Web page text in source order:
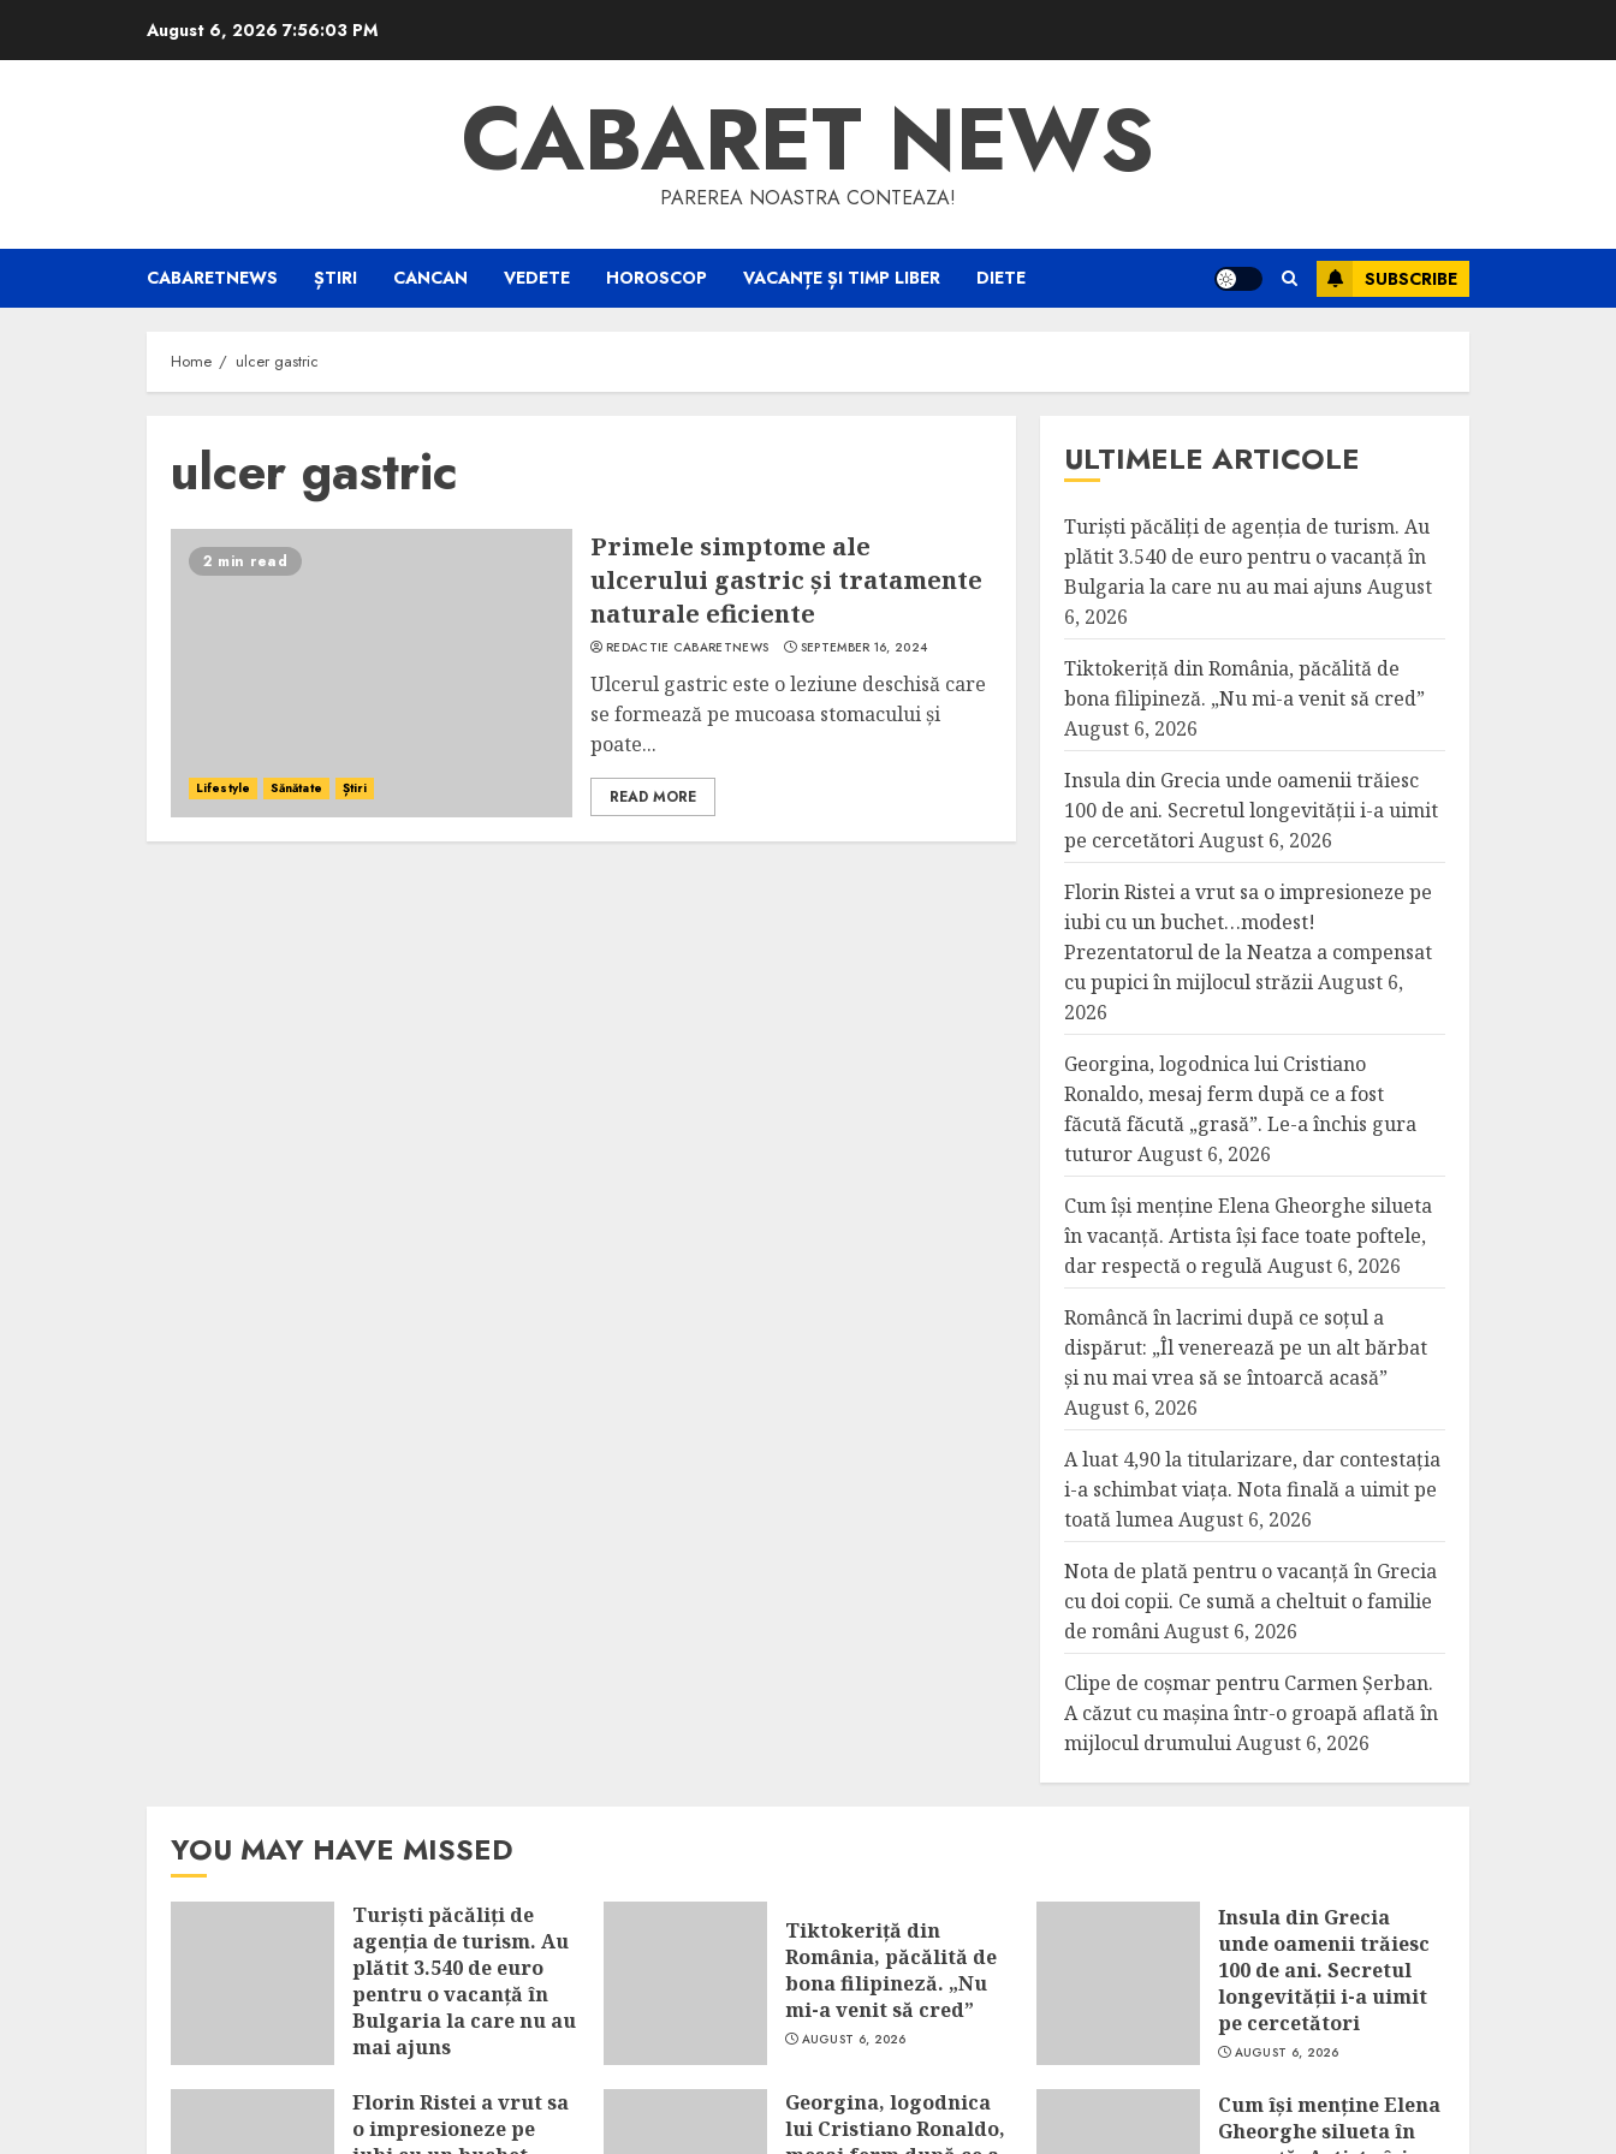
August 6, 2026 7:56:03 PM
CABARET NEWS
PAREREA NOASTRA CONTEAZA!
CABARETNEWS ȘTIRI CANCAN VEDETE HOROSCOP VACANȚE ȘI TIMP LIBER DIETE SUBSCRIBE
Home ulcer gastric
ulcer gastric
2 min read
Lifestyle Sănătate Știri
Primele simptome ale
ulcerului gastric și tratamente
naturale eficiente
REDACTIE CABARETNEWS SEPTEMBER 16, 2024
Ulcerul gastric este o leziune deschisă care
se formează pe mucoasa stomacului și
poate...
READ MORE
ULTIMELE ARTICOLE
Turiști păcăliți de agenția de turism. Au
plătit 3.540 de euro pentru o vacanță în
Bulgaria la care nu au mai ajuns August
6, 2026
Tiktokeriță din România, păcălită de
bona filipineză. „Nu mi-a venit să cred”
August 6, 2026
Insula din Grecia unde oamenii trăiesc
100 de ani. Secretul longevității i-a uimit
pe cercetătoriAugust 6, 2026
Florin Ristei a vrut sa o impresioneze pe
iubi cu un buchet…modest!
Prezentatorul de la Neatza a compensat
cu pupici în mijlocul străziiAugust 6,
2026
Georgina, logodnica lui Cristiano
Ronaldo, mesaj ferm după ce a fost
făcută făcută „grasă”. Le-a închis gura
tuturorAugust 6, 2026
Cum își menține Elena Gheorghe silueta
în vacanță. Artista își face toate poftele,
dar respectă o regulăAugust 6, 2026
Româncă în lacrimi după ce soțul a
dispărut: „Îl venerează pe un alt bărbat
și nu mai vrea să se întoarcă acasă”
August 6, 2026
A luat 4,90 la titularizare, dar contestația
i-a schimbat viața. Nota finală a uimit pe
toată lumeaAugust 6, 2026
Nota de plată pentru o vacanță în Grecia
cu doi copii. Ce sumă a cheltuit o familie
de româniAugust 6, 2026
Clipe de coșmar pentru Carmen Șerban.
A căzut cu mașina într-o groapă aflată în
mijlocul drumuluiAugust 6, 2026
YOU MAY HAVE MISSED
Turiști păcăliți de
agenția de turism. Au
plătit 3.540 de euro
pentru o vacanță în
Bulgaria la care nu au
mai ajuns
Tiktokeriță din
România, păcălită de
bona filipineză. „Nu
mi-a venit să cred”
AUGUST 6, 2026
Insula din Grecia
unde oamenii trăiesc
100 de ani. Secretul
longevității i-a uimit
pe cercetători
AUGUST 6, 2026
Florin Ristei a vrut sa
o impresioneze pe
Georgina, logodnica
lui Cristiano Ronaldo,
Cum își menține Elena
Gheorghe silueta în